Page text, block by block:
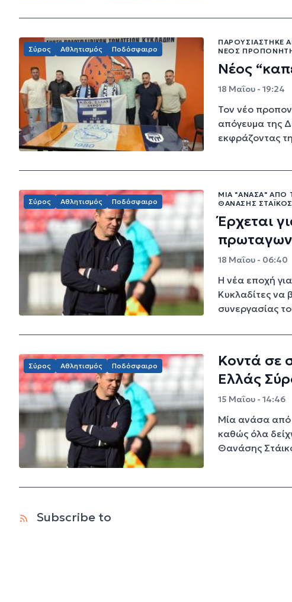
Σύρος Αθλητισμός Ποδόσφαιρο
ΠΑΡΟΥΣΙΆΣΤΗΚΕ
ΝΈΟΣ
Νέος
18 Μαΐου - 19:24
Τον νέο
απόγευμα της
εκφράζοντας
Σύρος Αθλητισμός Ποδόσφαιρο
ΜΊΑ "ΑΝΆΣΑ" ΑΠΌ
ΘΑΝΆΣΗΣ ΣΤΆΙΚΟΣ
Έρχεται
18 Μαΐου - 06:40
Η νέα εποχή
Κυκλαδίτες να
συνεργασίας
Σύρος Αθλητισμός Ποδόσφαιρο
Κοντά σε
Ελλάς
15 Μαΐου - 14:46
Μία ανάσα από
καθώς όλα
Θανάσης
Subscribe to